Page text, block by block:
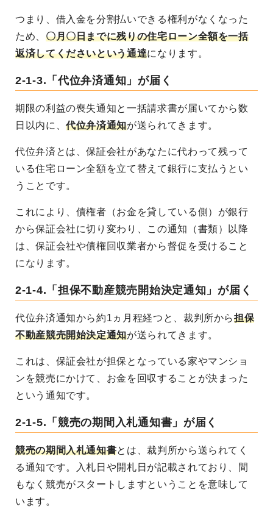
つまり、借入金を分割払いできる権利がなくなった
ため、 〇月〇日までに残りの住宅ローン全額を一括
返済してくださいという通達になります。
2-1-3.「代位弁済通知」が届く
期限の利益の喪失通知と一括請求書が届いてから数
日以内に、代位弁済通知が送られてきます。
代位弁済とは、保証会社があなたに代わって残って
いる住宅ローン全額を立て替えて銀行に支払うとい
うことです。
これにより、債権者（お金を貸している側）が銀行
から保証会社に切り変わり、この通知（書類）以降
は、保証会社や債権回収業者から督促を受けること
になります。
2-1-4.「担保不動産競売開始決定通知」が届く
代位弁済通知から約1ヵ月程経つと、裁判所から担保
不動産競売開始決定通知が送られてきます。
これは、保証会社が担保となっている家やマンショ
ンを競売にかけて、お金を回収することが決まった
という通知です。
2-1-5.「競売の期間入札通知書」が届く
競売の期間入札通知書とは、裁判所から送られてく
る通知です。入札日や開札日が記載されており、間
もなく競売がスタートしますということを意味して
います。